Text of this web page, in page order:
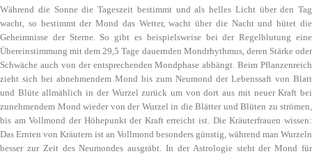
Während die Sonne die Tageszeit bestimmt und als helles Licht über den Tag
wacht, so bestimmt der Mond das Wetter, wacht über die Nacht und hütet die
Geheimnisse der Sterne. So gibt es beispielsweise bei der Regelblutung eine
Übereinstimmung mit dem 29,5 Tage dauernden Mondrhythmus, deren Stärke oder
Schwäche auch von der entsprechenden Mondphase abhängt. Beim Pflanzenreich
zieht sich bei abnehmendem Mond bis zum Neumond der Lebenssaft von Blatt
und Blüte allmählich in der Wurzel zurück um von dort aus mit neuer Kraft bei
zunehmendem Mond wieder von der Wurzel in die Blätter und Blüten zu strömen,
bis am Vollmond der Höhepunkt der Kraft erreicht ist. Die Kräuterfrauen wissen:
Das Ernten von Kräutern ist an Vollmond besonders günstig, während man Wurzeln
besser zur Zeit des Neumondes ausgräbt. In der Astrologie steht der Mond für